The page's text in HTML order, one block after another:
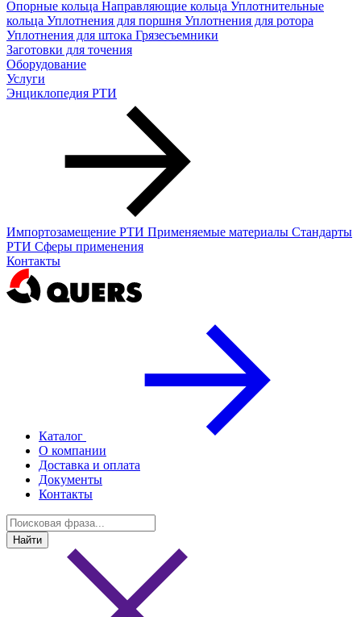
Опорные кольца Направляющие кольца Уплотнительные
кольца Уплотнения для поршня Уплотнения для ротора
Уплотнения для штока Грязесъемники
Заготовки для точения
Оборудование
Услуги
Энциклопедия РТИ
Импортозамещение РТИ Применяемые материалы Стандарты
РТИ Сферы применения
Контакты
Каталог
О компании
Доставка и оплата
Документы
Контакты
Найти